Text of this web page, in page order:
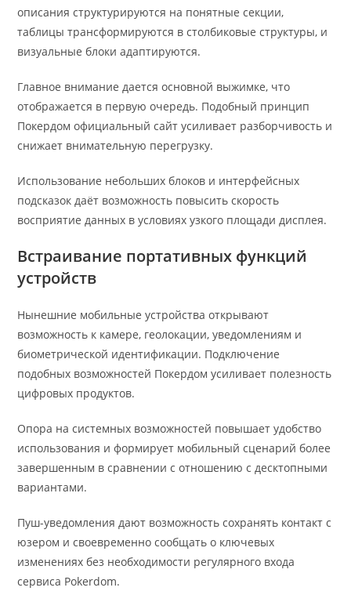
описания структурируются на понятные секции,
таблицы трансформируются в столбиковые структуры, и
визуальные блоки адаптируются.
Главное внимание дается основной выжимке, что
отображается в первую очередь. Подобный принцип
Покердом официальный сайт усиливает разборчивость и
снижает внимательную перегрузку.
Использование небольших блоков и интерфейсных
подсказок даёт возможность повысить скорость
восприятие данных в условиях узкого площади дисплея.
Встраивание портативных функций
устройств
Нынешние мобильные устройства открывают
возможность к камере, геолокации, уведомлениям и
биометрической идентификации. Подключение
подобных возможностей Покердом усиливает полезность
цифровых продуктов.
Опора на системных возможностей повышает удобство
использования и формирует мобильный сценарий более
завершенным в сравнении с отношению с десктопными
вариантами.
Пуш-уведомления дают возможность сохранять контакт с
юзером и своевременно сообщать о ключевых
изменениях без необходимости регулярного входа
сервиса Pokerdom.